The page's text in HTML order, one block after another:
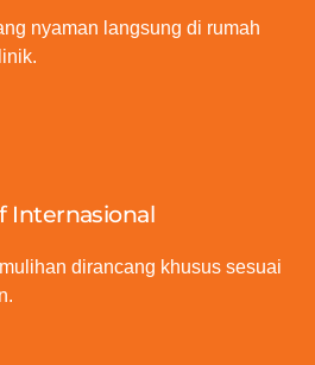
nyaman langsung di rumah
Internasional
dirancang khusus sesuai